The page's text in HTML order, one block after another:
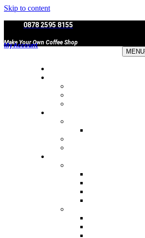
Skip to content
0878 2595 8155
Make Your Own Coffee Shop
My Account
MENU